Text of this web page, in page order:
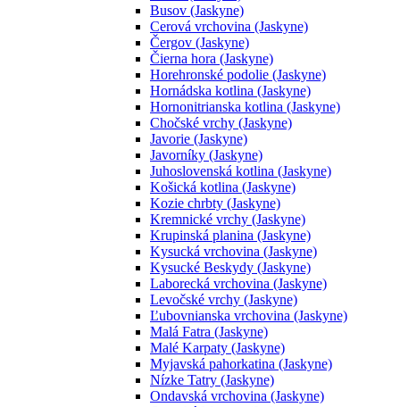
Busov (Jaskyne)
Cerová vrchovina (Jaskyne)
Čergov (Jaskyne)
Čierna hora (Jaskyne)
Horehronské podolie (Jaskyne)
Hornádska kotlina (Jaskyne)
Hornonitrianska kotlina (Jaskyne)
Chočské vrchy (Jaskyne)
Javorie (Jaskyne)
Javorníky (Jaskyne)
Juhoslovenská kotlina (Jaskyne)
Košická kotlina (Jaskyne)
Kozie chrbty (Jaskyne)
Kremnické vrchy (Jaskyne)
Krupinská planina (Jaskyne)
Kysucká vrchovina (Jaskyne)
Kysucké Beskydy (Jaskyne)
Laborecká vrchovina (Jaskyne)
Levočské vrchy (Jaskyne)
Ľubovnianska vrchovina (Jaskyne)
Malá Fatra (Jaskyne)
Malé Karpaty (Jaskyne)
Myjavská pahorkatina (Jaskyne)
Nízke Tatry (Jaskyne)
Ondavská vrchovina (Jaskyne)